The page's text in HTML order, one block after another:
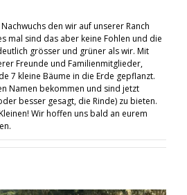
den wir auf unserer Ranch
mal sind das aber keine Fohlen und die
grösser und grüner als wir. Mit
Freunde und Familienmitglieder,
7 kleine Bäume in die Erde gepflanzt.
Namen bekommen und sind jetzt
besser gesagt, die Rinde) zu bieten.
Wir hoffen uns bald an eurem